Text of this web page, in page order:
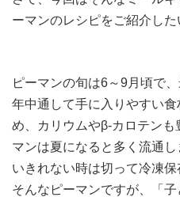
ーマンのレシピをご紹介した
ピーマンの旬は6～9月頃で
年中通して手に入りやすい
め、カリウムやβ-カロテン
マンは夏になると多く流通
いきれない時は切って冷凍保
そんなピーマンですが、「